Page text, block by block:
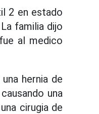
2 en estado
familia dijo
al medico
hernia de
una
cirugia de